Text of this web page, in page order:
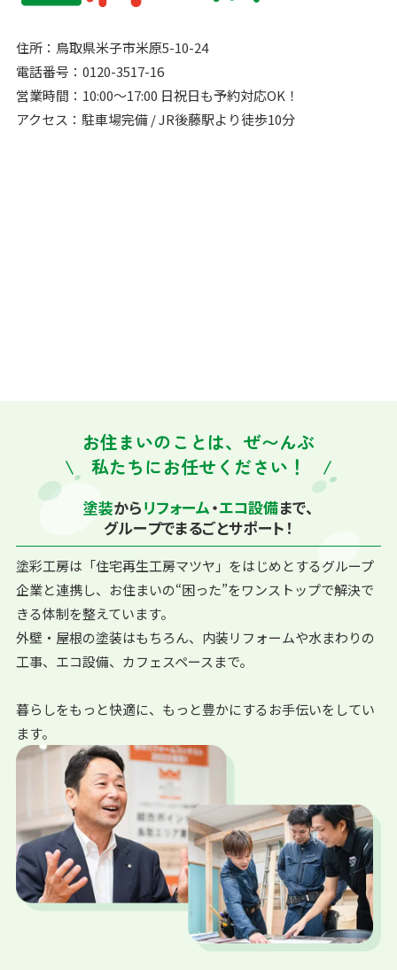
住所：鳥取県米子市米原5-10-24
電話番号：0120-3517-16
営業時間：10:00〜17:00 日祝日も予約対応OK！
アクセス：駐車場完備 / JR後藤駅より徒歩10分
お住まいのことは、ぜ〜んぶ
私たちにお任せください！
塗装からリフォーム・エコ設備まで、
グループでまるごとサポート！
塗彩工房は「住宅再生工房マツヤ」をはじめとするグループ
企業と連携し、お住まいの“困った”をワンストップで解決で
きる体制を整えています。
外壁・屋根の塗装はもちろん、内装リフォームや水まわりの
工事、エコ設備、カフェスペースまで。
暮らしをもっと快適に、もっと豊かにするお手伝いをしてい
ます。